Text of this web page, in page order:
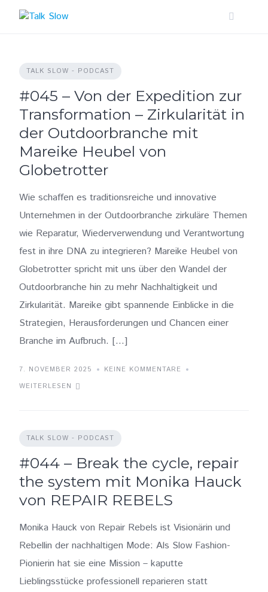
TALK SLOW - PODCAST
#045 – Von der Expedition zur
Transformation – Zirkularität in
der Outdoorbranche mit
Mareike Heubel von
Globetrotter
Wie schaffen es traditionsreiche und innovative
Unternehmen in der Outdoorbranche zirkuläre Themen
wie Reparatur, Wiederverwendung und Verantwortung
fest in ihre DNA zu integrieren? Mareike Heubel von
Globetrotter spricht mit uns über den Wandel der
Outdoorbranche hin zu mehr Nachhaltigkeit und
Zirkularität. Mareike gibt spannende Einblicke in die
Strategien, Herausforderungen und Chancen einer
Branche im Aufbruch. […]
7. NOVEMBER 2025
KEINE KOMMENTARE
WEITERLESEN
TALK SLOW - PODCAST
#044 – Break the cycle, repair
the system mit Monika Hauck
von REPAIR REBELS
Monika Hauck von Repair Rebels ist Visionärin und
Rebellin der nachhaltigen Mode: Als Slow Fashion-
Pionierin hat sie eine Mission – kaputte
Lieblingsstücke professionell reparieren statt